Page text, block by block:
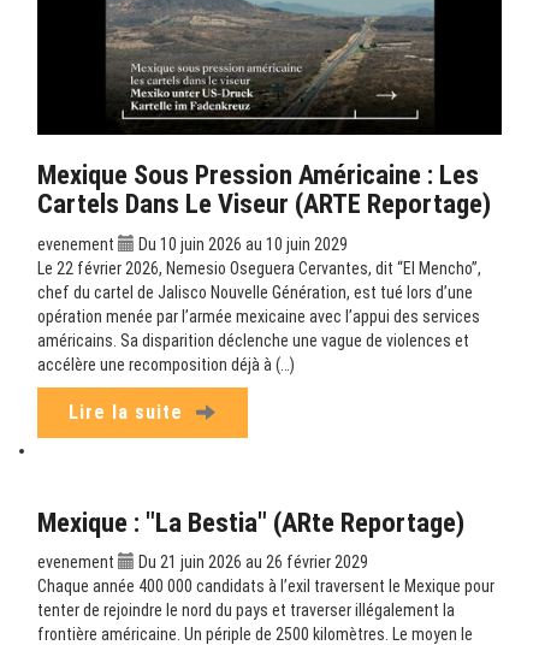
Mexique Sous Pression Américaine : Les
Cartels Dans Le Viseur (ARTE Reportage)
evenement
Du 10 juin 2026 au 10 juin 2029
Le 22 février 2026, Nemesio Oseguera Cervantes, dit “El Mencho”,
chef du cartel de Jalisco Nouvelle Génération, est tué lors d’une
opération menée par l’armée mexicaine avec l’appui des services
américains. Sa disparition déclenche une vague de violences et
accélère une recomposition déjà à (…)
Lire la suite
Mexique : "La Bestia" (ARte Reportage)
evenement
Du 21 juin 2026 au 26 février 2029
Chaque année 400 000 candidats à l’exil traversent le Mexique pour
tenter de rejoindre le nord du pays et traverser illégalement la
frontière américaine. Un périple de 2500 kilomètres. Le moyen le